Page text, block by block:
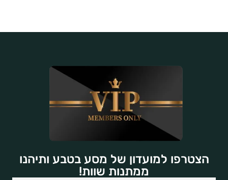
הצטרפו למועדון של מסע בטבע ותיהנו
ממתנות שוות!